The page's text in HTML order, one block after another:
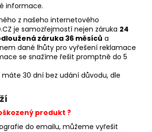
informace.
z našeho internetového
je samozřejmostí nejen záruka 24
záruka 36 měsíců a
dané lhůty pro vyřešení reklamace
se snažíme řešit promptně do 5
30 dní bez udání důvodu, dle
produkt ?
do emailu, můžeme vyřešit